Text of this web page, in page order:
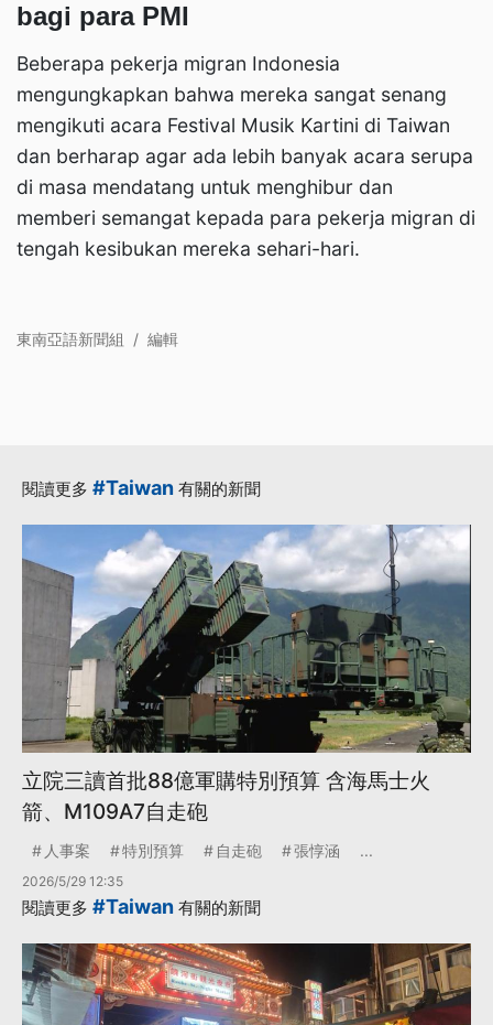
bagi para PMI
Beberapa pekerja migran Indonesia
mengungkapkan bahwa mereka sangat senang
mengikuti acara Festival Musik Kartini di Taiwan
dan berharap agar ada lebih banyak acara serupa
di masa mendatang untuk menghibur dan
memberi semangat kepada para pekerja migran di
tengah kesibukan mereka sehari-hari.
東南亞語新聞組 / 編輯
閱讀更多 #Taiwan 有關的新聞
立院三讀首批88億軍購特別預算 含海馬士火
箭、M109A7自走砲
人事案 特別預算 自走砲 張惇涵 ...
2026/5/29 12:35
閱讀更多 #Taiwan 有關的新聞